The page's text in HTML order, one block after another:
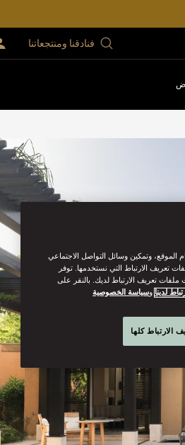
فنادقنا ومنتجعاتنا
وتمكين وسائل التواصل الاجتماعي
تعريف الارتباط التي نستخدمها. توفر
تعريف الارتباط لديك. بالنقر على
لدينا وسياسة الخصوصية
الارتباط كلها